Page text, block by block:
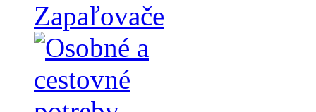
Zapaľovače